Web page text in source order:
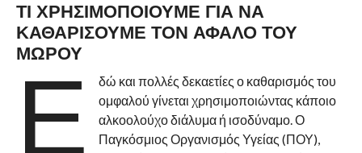
ΤΙ ΧΡΗΣΙΜΟΠΟΙΟΥΜΕ ΓΙΑ ΝΑ
ΚΑΘΑΡΙΣΟΥΜΕ ΤΟΝ ΑΦΑΛΟ ΤΟΥ
ΜΩΡΟΥ
Ε
δώ και πολλές δεκαετίες ο καθαρισμός του
ομφαλού γίνεται χρησιμοποιώντας κάποιο
αλκοολούχο διάλυμα ή ισοδύναμο. Ο
Παγκόσμιος Οργανισμός Υγείας (ΠΟΥ),